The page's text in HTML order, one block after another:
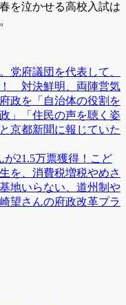
を泣かせる高校入試は
党府議団を代表して、
対決鮮明、両陣営気
政を「自治体の役割を
」「住民の声を聴く姿
京都新聞に報じていた
21.5万票獲得！こど
を、消費税増税やめさ
地いらない、道州制や
望さんの府政改革プラ